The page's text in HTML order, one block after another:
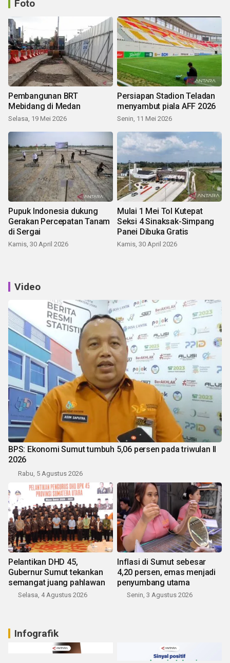
Foto
Pembangunan BRT
Mebidang di Medan
Selasa, 19 Mei 2026
Persiapan Stadion Teladan
menyambut piala AFF 2026
Senin, 11 Mei 2026
Pupuk Indonesia dukung
Gerakan Percepatan Tanam
di Sergai
Kamis, 30 April 2026
Mulai 1 Mei Tol Kutepat
Seksi 4 Sinaksak-Simpang
Panei Dibuka Gratis
Kamis, 30 April 2026
Video
BPS: Ekonomi Sumut tumbuh 5,06 persen pada triwulan II
2026
Rabu, 5 Agustus 2026
Pelantikan DHD 45,
Gubernur Sumut tekankan
semangat juang pahlawan
Selasa, 4 Agustus 2026
Inflasi di Sumut sebesar
4,20 persen, emas menjadi
penyumbang utama
Senin, 3 Agustus 2026
Infografik